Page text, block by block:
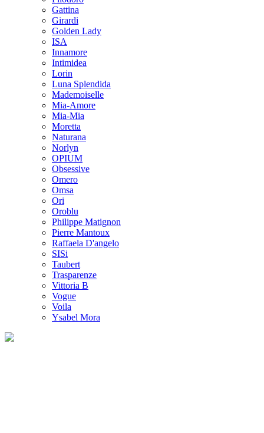
Gattina
Girardi
Golden Lady
ISA
Innamore
Intimidea
Lorin
Luna Splendida
Mademoiselle
Mia-Amore
Mia-Mia
Moretta
Naturana
Norlyn
OPIUM
Obsessive
Omero
Omsa
Ori
Oroblu
Philippe Matignon
Pierre Mantoux
Raffaela D'angelo
SISi
Taubert
Trasparenze
Vittoria B
Vogue
Voila
Ysabel Mora